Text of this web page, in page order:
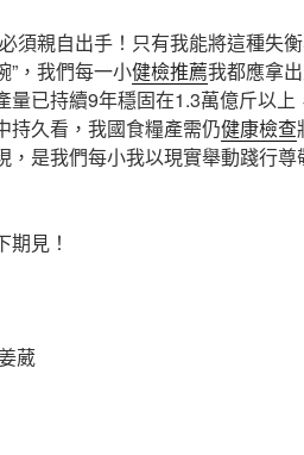
須親自出手！只有我能將這種失
”，我們每一小健檢推薦我都應拿
量已持續9年穩固在1.3萬億斤以
持久看，我國食糧產需仍健康檢查
，是我們每小我以現實舉動踐行
期見！
葳